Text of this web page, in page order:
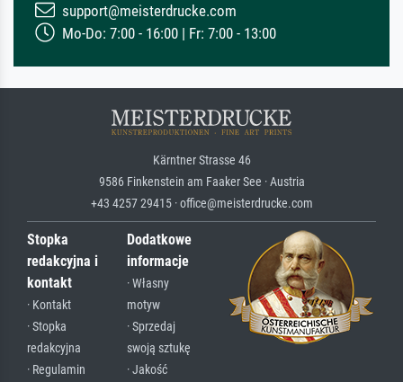
support@meisterdrucke.com
Mo-Do: 7:00 - 16:00 | Fr: 7:00 - 13:00
Kärntner Strasse 46
9586 Finkenstein am Faaker See · Austria
+43 4257 29415 · office@meisterdrucke.com
Stopka
redakcyjna i
kontakt
· Kontakt
· Stopka
redakcyjna
· Regulamin
Dodatkowe
informacje
· Własny
motyw
· Sprzedaj
swoją sztukę
· Jakość